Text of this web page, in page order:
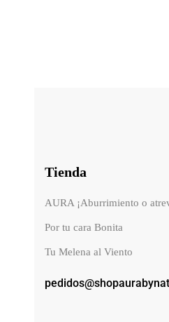
Tienda
AURA ¡Aburrimiento o
Por tu cara Bonita
Tu Melena al Viento